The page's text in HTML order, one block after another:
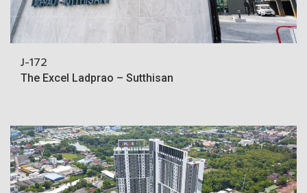
J-172
The Excel Ladprao – Sutthisan